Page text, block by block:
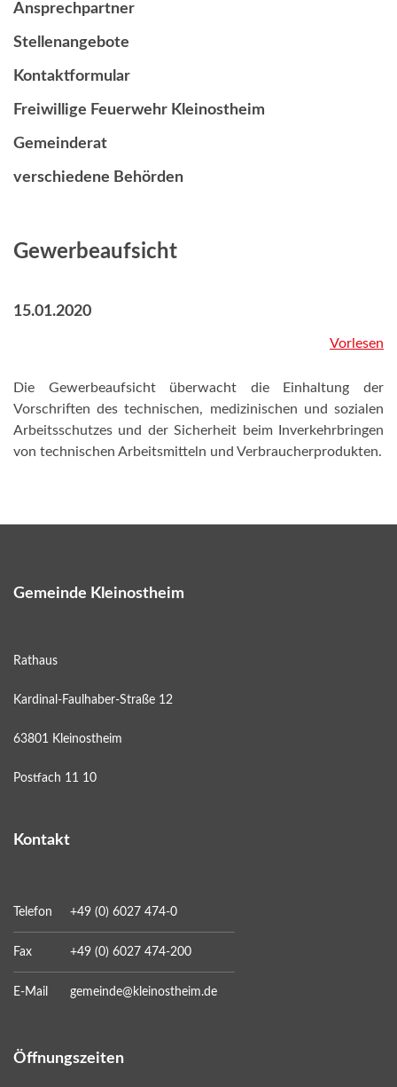
Ansprechpartner
Stellenangebote
Kontaktformular
Freiwillige Feuerwehr Kleinostheim
Gemeinderat
verschiedene Behörden
Gewerbeaufsicht
15.01.2020
Vorlesen
Die Gewerbeaufsicht überwacht die Einhaltung der
Vorschriften des technischen, medizinischen und sozialen
Arbeitsschutzes und der Sicherheit beim Inverkehrbringen
von technischen Arbeitsmitteln und Verbraucherprodukten.
Gemeinde Kleinostheim
Rathaus
Kardinal-Faulhaber-Straße 12
63801 Kleinostheim
Postfach 11 10
Kontakt
Telefon +49 (0) 6027 474-0
Fax +49 (0) 6027 474-200
E-Mail gemeinde@kleinostheim.de
Öffnungszeiten